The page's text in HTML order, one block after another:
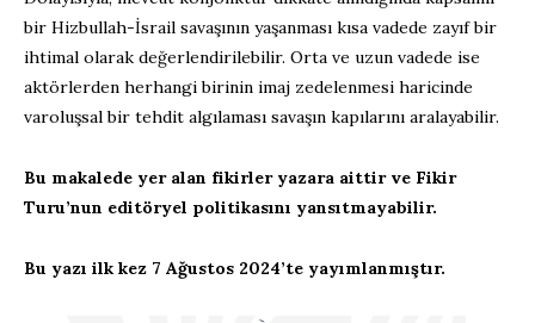
bir Hizbullah-İsrail savaşının yaşanması kısa vadede zayıf bir
ihtimal olarak değerlendirilebilir. Orta ve uzun vadede ise
aktörlerden herhangi birinin imaj zedelenmesi haricinde
varoluşsal bir tehdit algılaması savaşın kapılarını aralayabilir.
Bu makalede yer alan fikirler yazara aittir ve Fikir
Turu’nun editöryel politikasını yansıtmayabilir.
Bu yazı ilk kez 7 Ağustos 2024’te yayımlanmıştır.